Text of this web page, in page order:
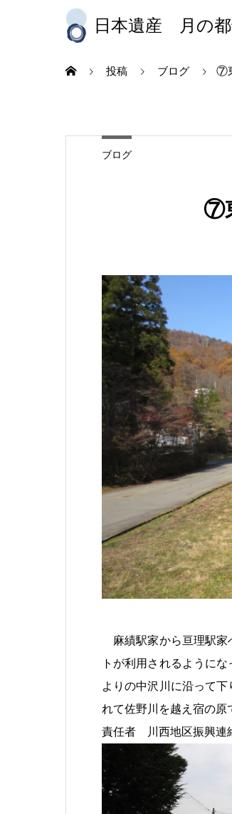
日本遺産 月の都
投稿 ブログ ⑦
ブログ
⑦
麻績駅家から亘理駅家
トが利用されるように
よりの中沢川に沿って
れて佐野川を越え宿の原
責任者 川西地区振興